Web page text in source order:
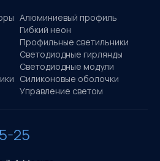
Алюминиевый профиль
Гибкий неон
Профильные светильники
Светодиодные гирлянды
Светодиодные модули
Силиконовые оболочки
Управление светом
25